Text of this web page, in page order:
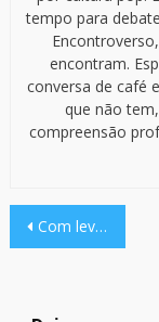
tempo para
encontram.
conversa de café
que não
compreensão
Navegação
Post
Com leveza, Muffin e a Cidade Fantasma fala da depressão e ansiedade atuais